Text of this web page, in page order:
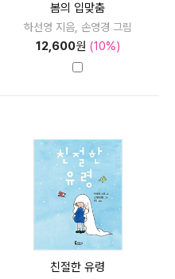
봄의 입맞춤
하선영 지음, 손영경 그림
12,600원 (10%)
친절한 유령